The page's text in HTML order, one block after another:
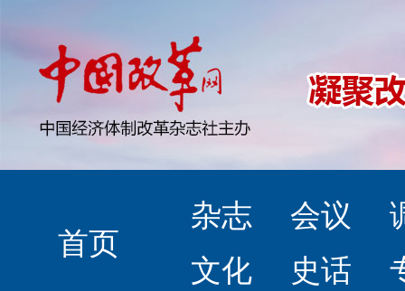
首页
杂志 会议
文化
史话